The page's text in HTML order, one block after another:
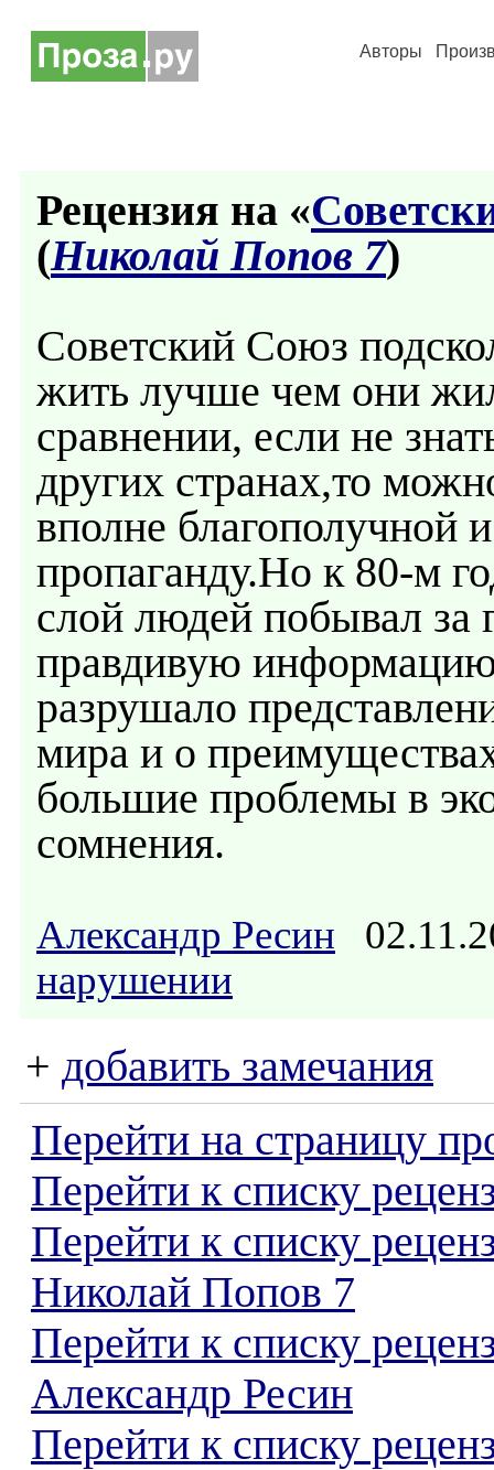
Авторы
Рецензия на «
(Николай Попов 7)
Cоветский Союз
жить лучше чем они
сравнении, если не
других странах,то
вполне благополучной
пропаганду.Но к 80-м
слой людей побывал за
правдивую
разрушало
мира и о
большие проблемы в
сомнения.
Александр Ресин
нарушении
+ добавить замечания
Перейти на страницу
Перейти к списку
Перейти к списку
Николай Попов 7
Перейти к списку
Александр Ресин
Перейти к списку